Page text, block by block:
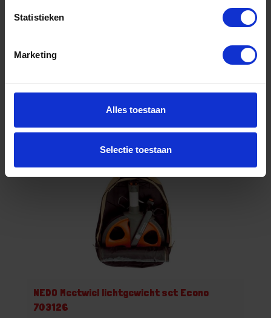
Statistieken
Marketing
Alles toestaan
Selectie toestaan
Prijs per 1 Set
+
Set
NEDO Meetwiel lichtgewicht set Econo
703126